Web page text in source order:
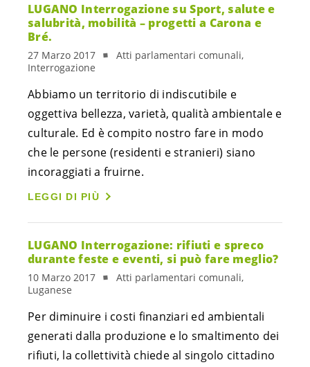
LUGANO Interrogazione su Sport, salute e
salubrità, mobilità – progetti a Carona e
Bré.
27 Marzo 2017
Atti parlamentari comunali,
Interrogazione
Abbiamo un territorio di indiscutibile e
oggettiva bellezza, varietà, qualità ambientale e
culturale. Ed è compito nostro fare in modo
che le persone (residenti e stranieri) siano
incoraggiati a fruirne.
LEGGI DI PIÙ
LUGANO Interrogazione: rifiuti e spreco
durante feste e eventi, si può fare meglio?
10 Marzo 2017
Atti parlamentari comunali,
Luganese
Per diminuire i costi finanziari ed ambientali
generati dalla produzione e lo smaltimento dei
rifiuti, la collettività chiede al singolo cittadino